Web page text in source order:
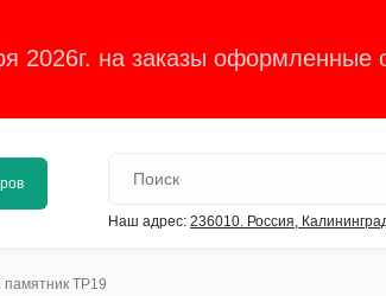
2026г. на заказы оформленные
Наш адрес: 236010. Россия,
памятник ТР19